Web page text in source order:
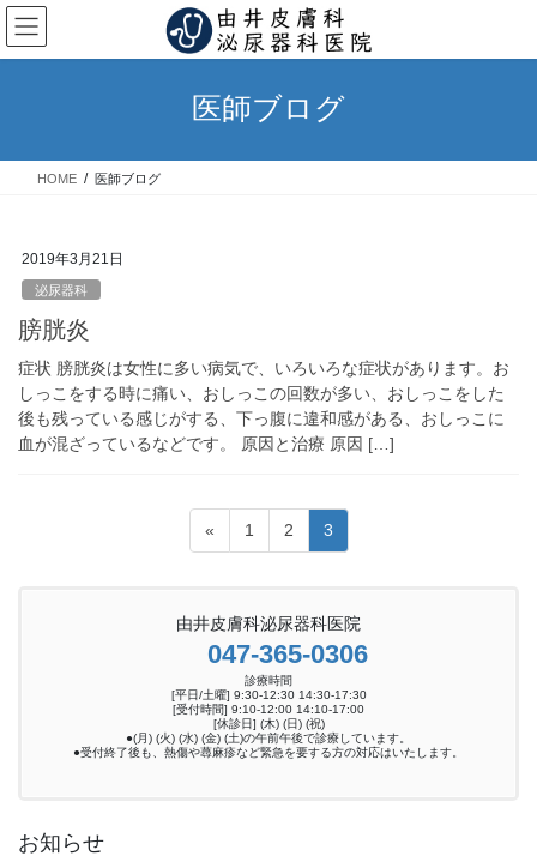
コ
ン
テ
ス
ナ
ビ
ゲ
ン
医師ブログ
HOME 医師ブログ
2019年3月21日
泌尿器科
膀胱炎
症状 膀胱炎は女性に多い病気で、いろいろな症状があります。お
しっこをする時に痛い、おしっこの回数が多い、おしっこをした
後も残っている感じがする、下っ腹に違和感がある、おしっこに
血が混ざっているなどです。 原因と治療 原因 […]
«
固
定
ー
1
固
定
ー
2
固
定
ー
3
由井皮膚科泌尿器科医院
047-365-0306
診療時間
[平日/土曜] 9:30-12:30 14:30-17:30
[受付時間] 9:10-12:00 14:10-17:00
[休診日] (木) (日) (祝)
●(月) (火) (水) (金) (土)の午前午後で診療しています。
●受付終了後も、熱傷や蕁麻疹など緊急を要する方の対応はいたします。
お知らせ